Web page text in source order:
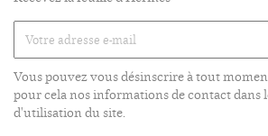
Vous pouvez vous désinscrire à tout
pour cela nos informations de contact dans
d'utilisation du site.